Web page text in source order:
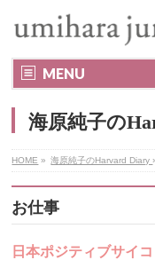
MENU
海原純子の
HOME » 海原純子のHarvard Diary
お仕事
日本ポジティブサイ